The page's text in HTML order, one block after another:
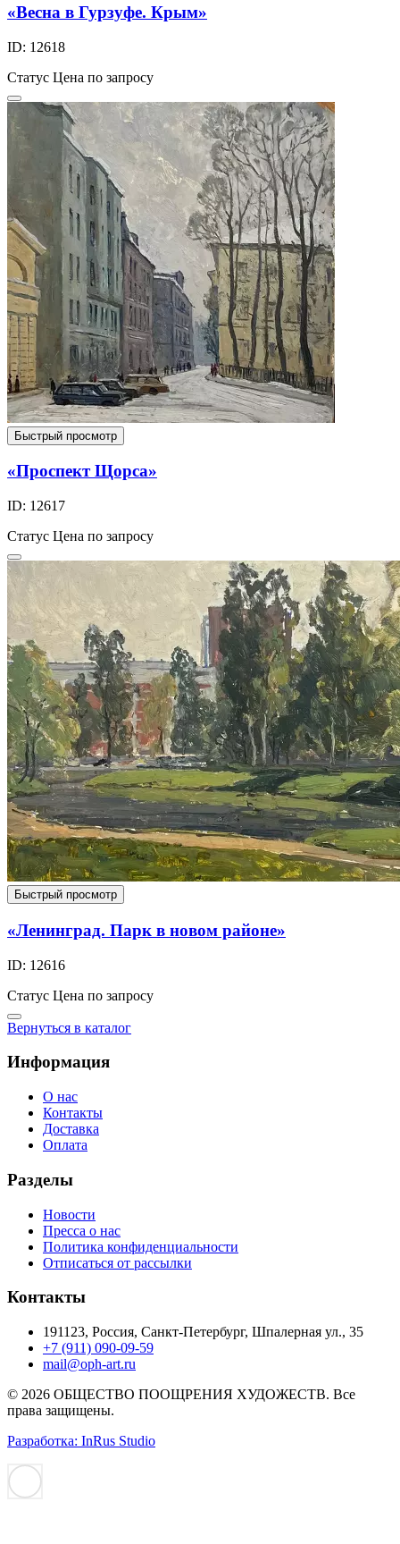
«Весна в Гурзуфе. Крым»
ID: 12618
Статус Цена по запросу
Быстрый просмотр
«Проспект Щорса»
ID: 12617
Статус Цена по запросу
Быстрый просмотр
«Ленинград. Парк в новом районе»
ID: 12616
Статус Цена по запросу
Вернуться в каталог
Информация
О нас
Контакты
Доставка
Оплата
Разделы
Новости
Пресса о нас
Политика конфиденциальности
Отписаться от рассылки
Контакты
191123, Россия, Санкт-Петербург, Шпалерная ул., 35
+7 (911) 090-09-59
mail@oph-art.ru
© 2026 ОБЩЕСТВО ПООЩРЕНИЯ ХУДОЖЕСТВ. Все
права защищены.
Разработка: InRus Studio